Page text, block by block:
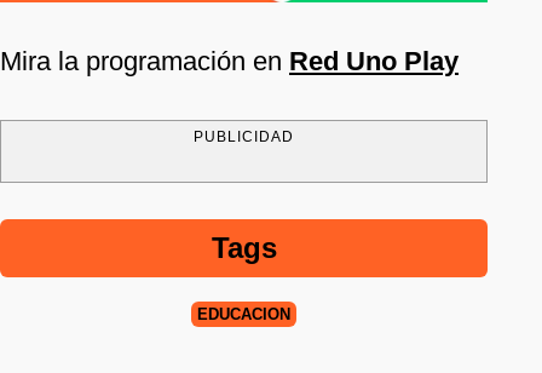
Mira la programación en Red Uno Play
PUBLICIDAD
Tags
EDUCACIÓN